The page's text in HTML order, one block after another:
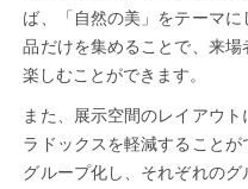
ば、「自然の美」をテーマ
品だけを集めることで、来
楽しむことができます。
また、展示空間のレイアウ
ラドックスを軽減すること
グループ化し、それぞれのグ